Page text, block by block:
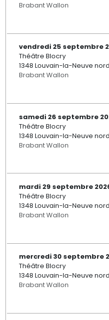
Brabant Wallon
vendredi 25 septembre
Théâtre Blocry
1348 Louvain-la-Neuve nord
Brabant Wallon
samedi 26 septembre
Théâtre Blocry
1348 Louvain-la-Neuve nord
Brabant Wallon
mardi 29 septembre
Théâtre Blocry
1348 Louvain-la-Neuve nord
Brabant Wallon
mercredi 30 septembre
Théâtre Blocry
1348 Louvain-la-Neuve nord
Brabant Wallon